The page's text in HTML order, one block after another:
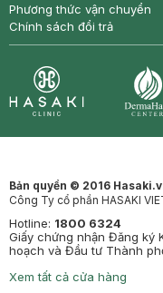
Phương thức vận chuyển
Chính sách đổi trả
Bản quyền © 2016
Công Ty cổ phần HASAKI
Hotline: 1800 6324
Giấy chứng nhận Đăng ký
hoạch và Đầu tư Thành
Xem tất cả cửa hàng